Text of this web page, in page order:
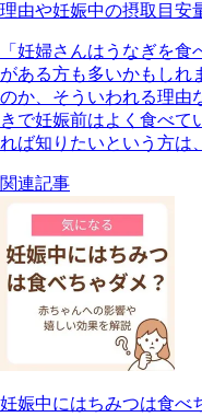
理由や妊娠中の摂取目安
「妊婦さんはうなぎを
がある方も多いかもしれ
のか、そういわれる理由
きで妊娠前はよく食べて
れば知りたいという方は
関連記事
妊娠中にはちみつは食べ